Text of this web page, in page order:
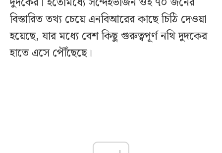
বিস্তারিত তথ্য চেয়ে এনবিআরের কাছে চিঠি দেওয়া
হয়েছে, যার মধ্যে বেশ কিছু গুরুত্বপূর্ণ নথি দুদকের
হাতে এসে পৌঁছেছে।